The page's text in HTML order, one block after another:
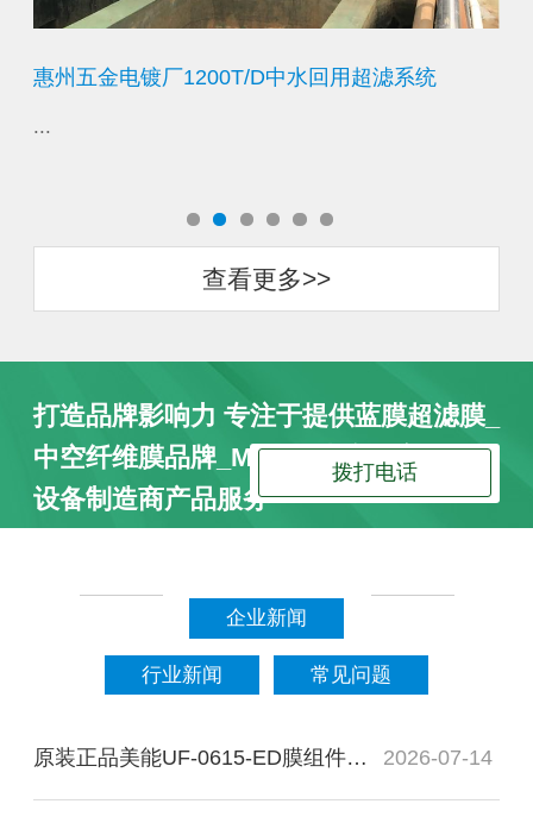
惠州五金电镀厂1200T/D中水回用超滤系统
...
查看更多>>
打造品牌影响力 专注于提供蓝膜超滤膜_
中空纤维膜品牌_MBR膜生产厂家_超滤
设备制造商产品服务
拨打电话
企业新闻
行业新闻 常见问题
原装正品美能UF-0615-ED膜组件找蓝膜水处理！ 2026-07-14